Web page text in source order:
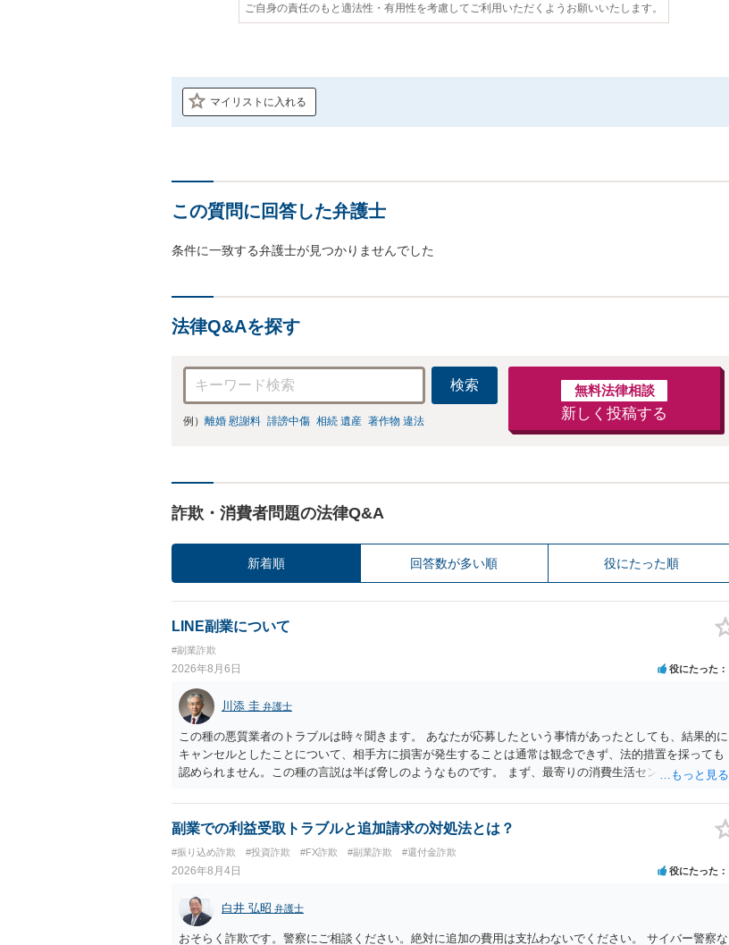
ご自身の責任のもと適法性・有用性を考慮してご利用いただくようお願いいたします。
マイリストに入れる
この質問に回答した弁護士
条件に一致する弁護士が見つかりませんでした
法律Q&Aを探す
検索
例） 離婚 慰謝料 誹謗中傷 相続 遺産 著作物 違法
無料法律相談
新しく投稿する
詐欺・消費者問題の法律Q&A
新着順 回答数が多い順 役にたった順
LINE副業について
#副業詐欺
2026年8月6日 役にたった
川添 圭 弁護士
この種の悪質業者のトラブルは時々聞きます。 あなたが応募したという事情があったとしても、結果的に
キャンセルとしたことについて、相手方に損害が発生することは通常は観念できず、法的措置を採っても
認められません。この種の言説は半ば脅しのようなものです。 まず、最寄りの消費生活センターへ相談
ば、弁護士へ依頼して警告してもらうことも必要になるかもしれません。
副業での利益受取トラブルと追加請求の対処法とは？
#振り込め詐欺 #投資詐欺 #FX詐欺 #副業詐欺 #還付金詐欺
2026年8月4日 役にたった
白井 弘昭 弁護士
おそらく詐欺です。警察にご相談ください。絶対に追加の費用は支払わないでください。 サイバー警察な